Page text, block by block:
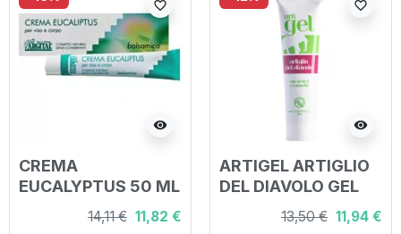
visibility
favorite_border
CREMA
EUCALYPTUS 50 ML
14,11 € 11,82 €
visibility
favorite_border
ARTIGEL ARTIGLIO
DEL DIAVOLO GEL
13,50 € 11,94 €